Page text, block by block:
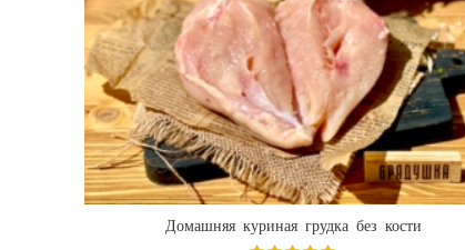
Домашняя куриная грудка без кости